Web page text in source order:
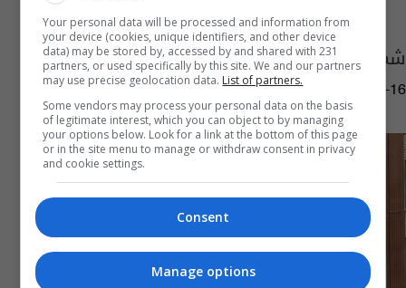
شمول فئة جديدة بالمنحة الحكومية – عاجل
05:35 | 2022-03-16
Your personal data will be processed and information from
your device (cookies, unique identifiers, and other device
data) may be stored by, accessed by and shared with 231
partners, or used specifically by this site. We and our partners
may use precise geolocation data. List of partners.
Some vendors may process your personal data on the basis
of legitimate interest, which you can object to by managing
your options below. Look for a link at the bottom of this page
or in the site menu to manage or withdraw consent in privacy
and cookie settings.
Consent
Manage options